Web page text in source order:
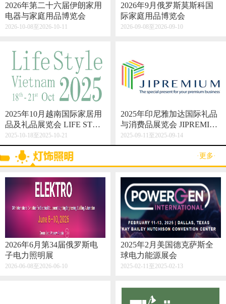
2026年第二十六届伊朗家用
电器与家庭用品博览会
2026-10-08至2026-10-11
2026年9月俄罗斯莫斯科国
际家庭用品博览会
2026-09-08至2026-09-10
2025年10月越南国际家居用
品及礼品展览会 LIFE STYL
E VIETNAM 2025
2025-10-18至2025-10-21
2025年印尼雅加达国际礼品
与消费品展览会 JIPREMIU
M
2025-09-11至2025-09-14
·更多·
2026年6月第34届俄罗斯电
子电力照明展
2026-06-08至2026-06-10
2025年2月美国德克萨斯全
球电力能源展会
2025-02-11至2025-02-13